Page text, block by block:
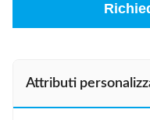
Attributi